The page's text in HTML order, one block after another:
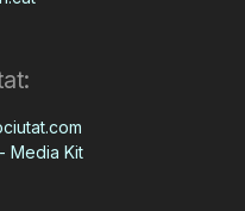
Media Kit